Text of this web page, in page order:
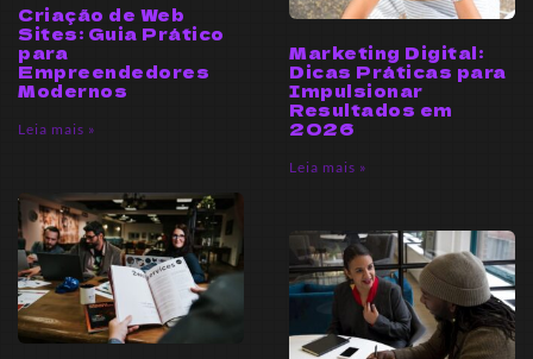
Criação de Web
Sites: Guia Prático
para
Empreendedores
Modernos
Leia mais »
Marketing Digital:
Dicas Práticas para
Impulsionar
Resultados em
2026
Leia mais »